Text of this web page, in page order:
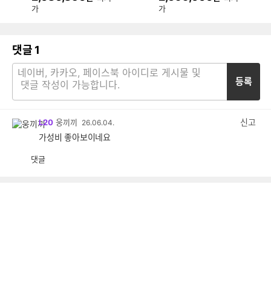
가
가
댓글 1
등록
L20 웅끼끼 26.06.04.
신고
가성비 좋아보이네요
댓글